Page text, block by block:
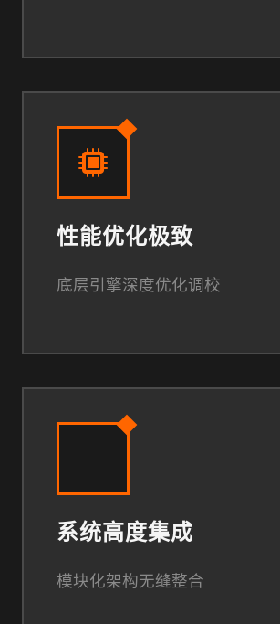
性能优化极致
底层引擎深度优化调校
系统高度集成
模块化架构无缝整合